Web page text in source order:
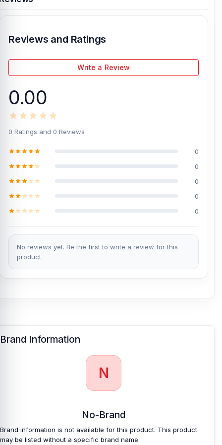
Reviews and Ratings
Write a Review
0.00
0 Ratings and 0 Reviews
0
0
0
0
0
No reviews yet. Be the first to write a review for this
product.
Brand Information
N
No-Brand
Brand information is not available for this product. This product
may be listed without a specific brand name.